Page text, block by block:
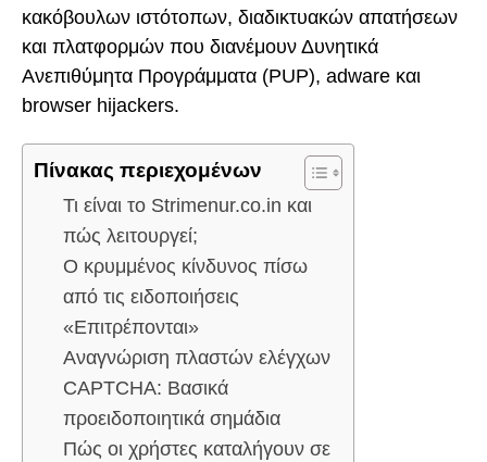
κακόβουλων ιστότοπων, διαδικτυακών απατήσεων
και πλατφορμών που διανέμουν Δυνητικά
Ανεπιθύμητα Προγράμματα (PUP), adware και
browser hijackers.
Πίνακας περιεχομένων
Τι είναι το Strimenur.co.in και
πώς λειτουργεί;
Ο κρυμμένος κίνδυνος πίσω
από τις ειδοποιήσεις
«Επιτρέπονται»
Αναγνώριση πλαστών ελέγχων
CAPTCHA: Βασικά
προειδοποιητικά σημάδια
Πώς οι χρήστες καταλήγουν σε